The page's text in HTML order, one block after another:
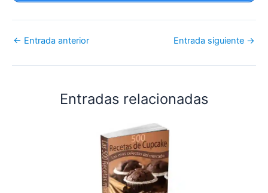
← Entrada anterior Entrada siguiente →
Entradas relacionadas